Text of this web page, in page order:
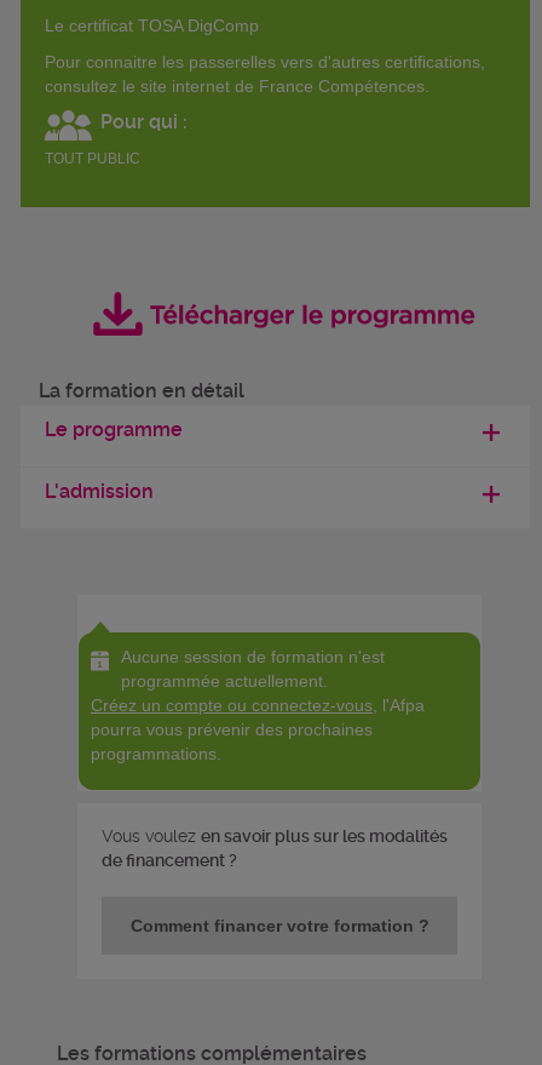
Le certificat TOSA DigComp
Pour connaitre les passerelles vers d'autres certifications,
consultez le site internet de France Compétences.
Pour qui :
TOUT PUBLIC
La formation en détail
Le programme
L'admission
Aucune session de formation n'est
programmée actuellement.
Créez un compte ou connectez-vous , l'Afpa
pourra vous prévenir des prochaines
programmations.
Vous voulez en savoir plus sur les modalités
de financement ?
Comment financer votre formation ?
Les formations complémentaires